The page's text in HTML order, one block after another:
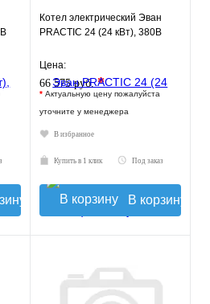
Котел электрический Эван
PRACTIC 24 (24 кВт), 380В
Цена:
66 575 руб.*
* Актуальную цену пожалуйста
уточните у менеджера
В избранное
Купить в 1 клик Под заказ
В корзину